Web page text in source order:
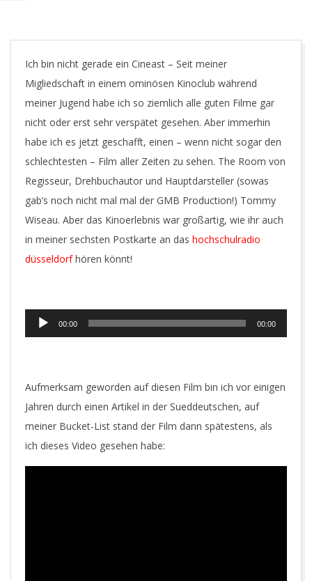
Ich bin nicht gerade ein Cineast – Seit meiner
Migliedschaft in einem ominösen Kinoclub während
meiner Jugend habe ich so ziemlich alle guten Filme gar
nicht oder erst sehr verspätet gesehen. Aber immerhin
habe ich es jetzt geschafft, einen – wenn nicht sogar den
schlechtesten – Film aller Zeiten zu sehen. The Room von
Regisseur, Drehbuchautor und Hauptdarsteller (sowas
gab’s noch nicht mal mal der GMB Production!) Tommy
Wiseau. Aber das Kinoerlebnis war großartig, wie ihr auch
in meiner sechsten Postkarte an das hochschulradio
düsseldorfhören könnt!
Audio-
Player
00:00 00:00
Aufmerksam geworden auf diesen Film bin ich vor einigen
Jahren durch einen Artikel in der Sueddeutschen, auf
meiner Bucket-List stand der Film dann spätestens, als
ich dieses Video gesehen habe: